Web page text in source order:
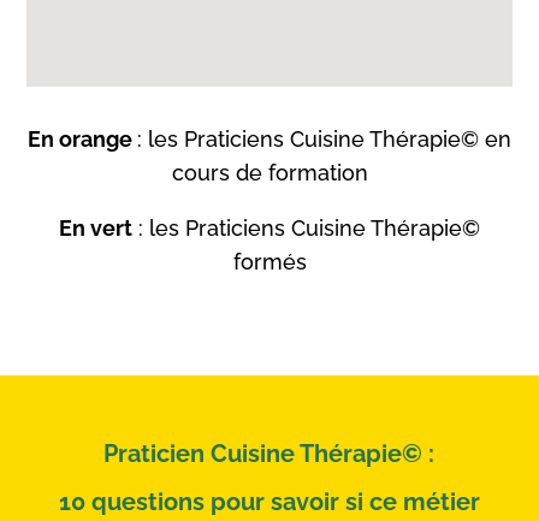
En orange : les Praticiens Cuisine Thérapie© en
cours de formation
En vert : les Praticiens Cuisine Thérapie©
formés
Praticien Cuisine Thérapie© :
10 questions pour savoir si ce métier